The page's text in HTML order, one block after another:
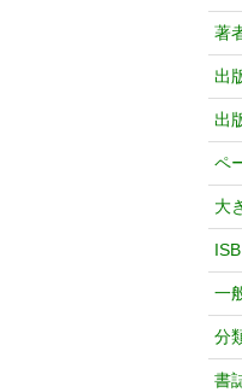
著
出
出
ペ
大
一
分
書